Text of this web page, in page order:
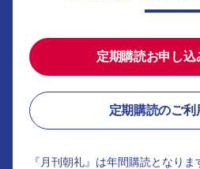
定期購読お申し込
定期購読のご利
『月刊朝礼』は年間購読となり